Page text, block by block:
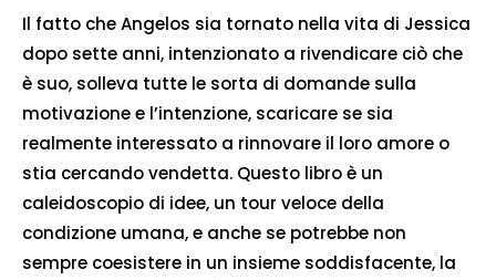
Il fatto che Angelos sia tornato nella vita di Jessica
dopo sette anni, intenzionato a rivendicare ciò che
è suo, solleva tutte le sorta di domande sulla
motivazione e l’intenzione, scaricare se sia
realmente interessato a rinnovare il loro amore o
stia cercando vendetta. Questo libro è un
caleidoscopio di idee, un tour veloce della
condizione umana, e anche se potrebbe non
sempre coesistere in un insieme soddisfacente, la